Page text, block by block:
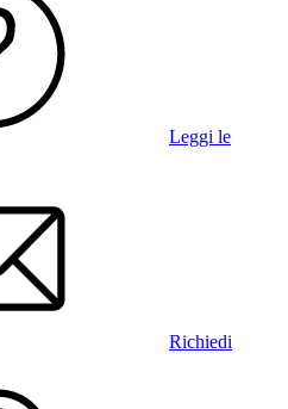
Leggi le
Richiedi